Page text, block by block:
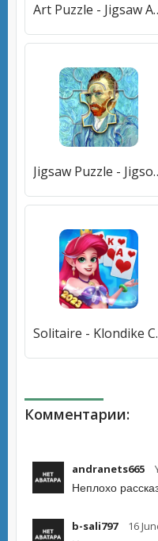
Art Puzzle - Jigsaw Art
Jigsaw Puzzle - Jigsort
Solitaire -
Комментарии:
andranets665
Неплохо
b-sali797 16